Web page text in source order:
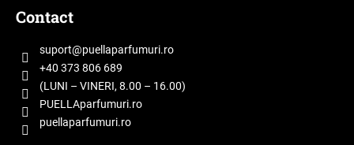
Contact
suport@puellaparfumuri.ro
+40 373 806 689
(LUNI – VINERI, 8.00 – 16.00)
PUELLAparfumuri.ro
puellaparfumuri.ro